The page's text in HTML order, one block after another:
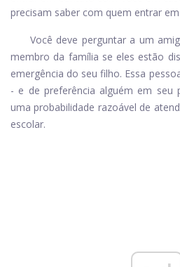
precisam saber com quem entrar
Você deve perguntar a um
membro da família se eles estão
emergência do seu filho. Essa
- e de preferência alguém em seu
uma probabilidade razoável de
escolar.